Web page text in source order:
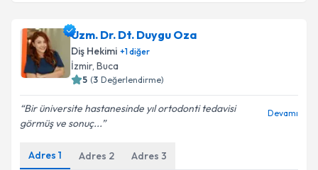
Takvim Talebini Gönder
Dt. İlayda Dal için randevu takvimi talebi oluşturun.
Size bu uzmandan randevu almanız için bir takvim
hazırlandığında e-posta ile bilgilendireceğiz.
Kişisel verilerimin işlenmesine ilişkin
Uzm. Dr. Dt. Duygu Oza
Diş Hekimi +1diğer
İzmir, Buca
5 (3 Değerlendirme)
Bir üniversite hastanesinde yıl ortodonti tedavisi
görmüş ve sonuç...
Devamı
Adres 1 Adres 2 Adres 3